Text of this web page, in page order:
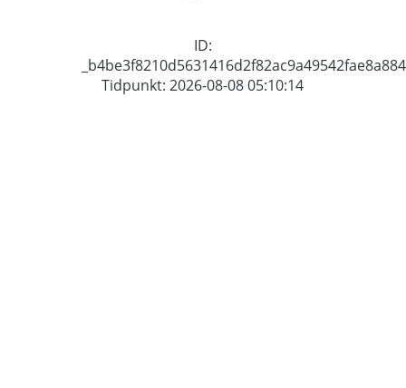
ID:
_b4be3f8210d5631416d2f82ac9a49542fae8a884
Tidpunkt: 2026-08-08 05:10:14